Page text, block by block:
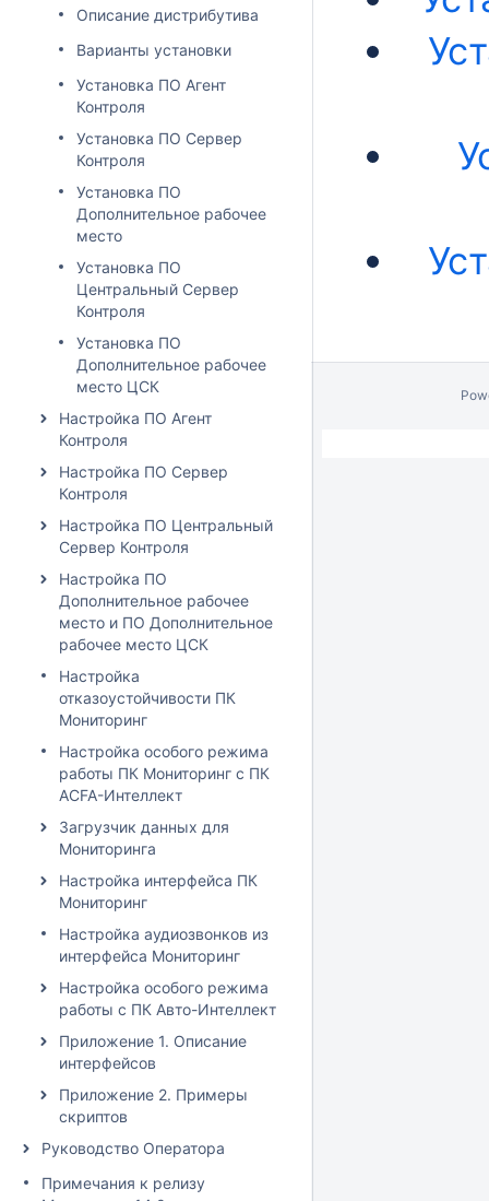
Описание дистрибутива
Варианты установки
Установка ПО Агент
Контроля
Установка ПО Сервер
Контроля
Установка ПО
Дополнительное рабочее
место
Установка ПО
Центральный Сервер
Контроля
Установка ПО
Дополнительное рабочее
место ЦСК
Настройка ПО Агент
Контроля
Настройка ПО Сервер
Контроля
Настройка ПО Центральный
Сервер Контроля
Настройка ПО
Дополнительное рабочее
место и ПО Дополнительное
рабочее место ЦСК
Настройка
отказоустойчивости ПК
Мониторинг
Настройка особого режима
работы ПК Мониторинг с ПК
ACFA-Интеллект
Загрузчик данных для
Мониторинга
Настройка интерфейса ПК
Мониторинг
Настройка аудиозвонков из
интерфейса Мониторинг
Настройка особого режима
работы с ПК Авто-Интеллект
Приложение 1. Описание
интерфейсов
Приложение 2. Примеры
скриптов
Руководство Оператора
Примечания к релизу